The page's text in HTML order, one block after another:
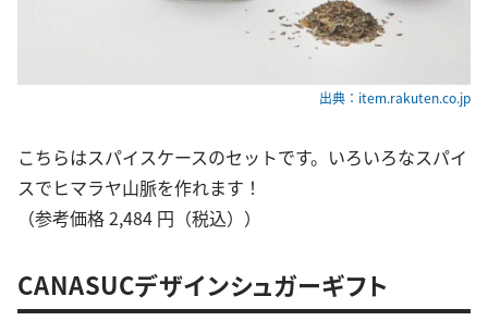
出典：item.rakuten.co.jp
こちらはスパイスケースのセットです。いろいろなスパイ
スでヒマラヤ山脈を作れます！
（参考価格 2,484 円（税込））
CANASUCデザインシュガーギフト